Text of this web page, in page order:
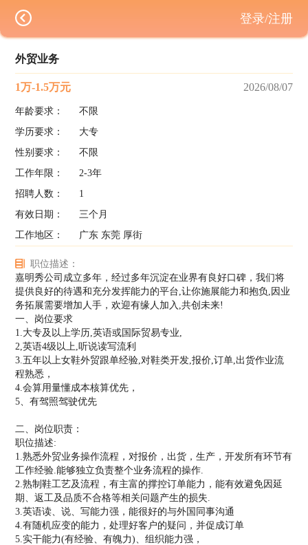
外贸业务
1万-1.5万元 2026/08/07
年龄要求：
不限
学历要求：
大专
性别要求：
不限
工作年限：
2-3年
招聘人数：
1
有效日期：
三个月
工作地区：
广东 东莞 厚街
职位描述：
嘉明秀公司成立多年，经过多年沉淀在业界有良好口碑，我们将
提供良好的待遇和充分发挥能力的平台,让你施展能力和抱负,因业
务拓展需要增加人手，欢迎有缘人加入,共创未来!
一、岗位要求
1.大专及以上学历,英语或国际贸易专业,
2,英语4级以上,听说读写流利
3.五年以上女鞋外贸跟单经验,对鞋类开发,报价,订单,出货作业流
程熟悉，
4.会算用量懂成本核算优先，
5、有驾照驾驶优先
二、岗位职责：
职位描述:
1.熟悉外贸业务操作流程，对报价，出货，生产，开发所有环节有
工作经验.能够独立负责整个业务流程的操作.
2.熟制鞋工艺及流程，有主富的撑控订单能力，能有效避免因延
期、返工及品质不合格等相关问题产生的损失.
3.英语读、说、写能力强，能很好的与外国同事沟通
4.有随机应变的能力，处理好客户的疑问，并促成订单
5.实干能力(有经验、有魄力)、组织能力强，
登录/注册